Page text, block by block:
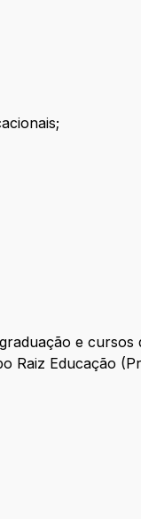
e cursos
Raiz Educação